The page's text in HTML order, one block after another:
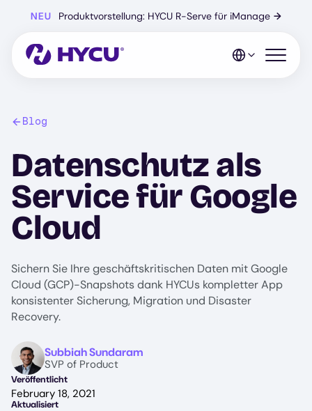
Hauptinhalt
NEU Produktvorstellung: HYCU R-Serve für iManage →
Mobiles
Blog
Datenschutz als
Service für Google
Cloud
Sichern Sie Ihre geschäftskritischen Daten mit Google
Cloud (GCP)-Snapshots dank HYCUs kompletter App
konsistenter Sicherung, Migration und Disaster
Recovery.
ImageSubbiah Sundaram
SVP of Product
Veröffentlicht
February 18, 2021
Aktualisiert